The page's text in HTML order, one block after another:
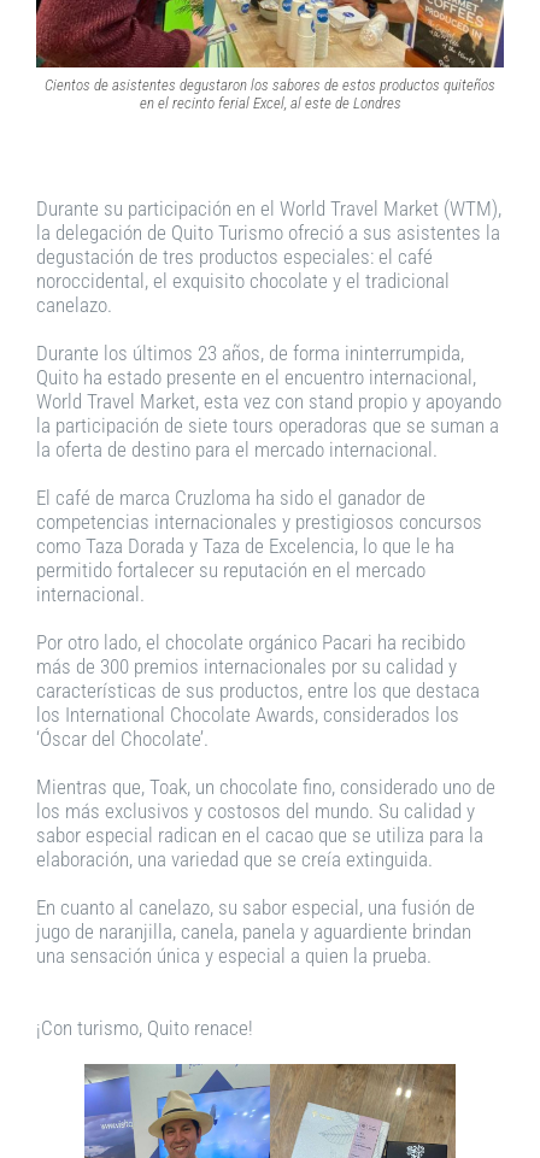
Cientos de asistentes degustaron los sabores de estos productos quiteños
en el recinto ferial Excel, al este de Londres
Durante su participación en el World Travel Market (WTM),
la delegación de Quito Turismo ofreció a sus asistentes la
degustación de tres productos especiales: el café
noroccidental, el exquisito chocolate y el tradicional
canelazo.
Durante los últimos 23 años, de forma ininterrumpida,
Quito ha estado presente en el encuentro internacional,
World Travel Market, esta vez con stand propio y apoyando
la participación de siete tours operadoras que se suman a
la oferta de destino para el mercado internacional.
El café de marca Cruzloma ha sido el ganador de
competencias internacionales y prestigiosos concursos
como Taza Dorada y Taza de Excelencia, lo que le ha
permitido fortalecer su reputación en el mercado
internacional.
Por otro lado, el chocolate orgánico Pacari ha recibido
más de 300 premios internacionales por su calidad y
características de sus productos, entre los que destaca
los International Chocolate Awards, considerados los
‘Óscar del Chocolate’.
Mientras que, Toak, un chocolate fino, considerado uno de
los más exclusivos y costosos del mundo. Su calidad y
sabor especial radican en el cacao que se utiliza para la
elaboración, una variedad que se creía extinguida.
En cuanto al canelazo, su sabor especial, una fusión de
jugo de naranjilla, canela, panela y aguardiente brindan
una sensación única y especial a quien la prueba.
¡Con turismo, Quito renace!